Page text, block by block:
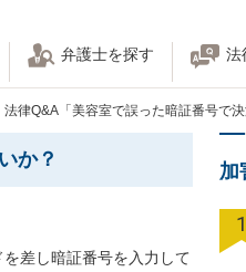
弁護士を探す 法
法律Q&A「美容室で誤った暗証番号で
か？
差し暗証番号を入力して
加
1